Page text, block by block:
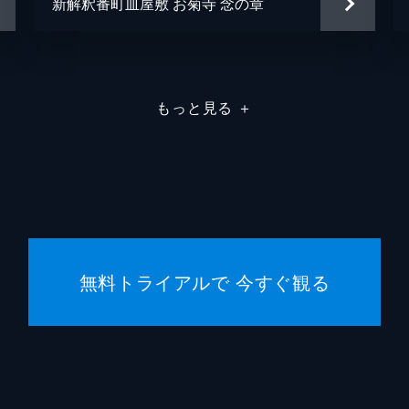
もっと見る ＋
無料トライアルで 今すぐ観る